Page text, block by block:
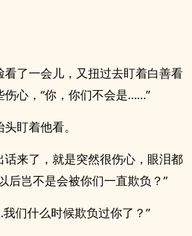
看了一会儿，又扭过去盯着白善看
心，“你，你们不会是……”
盯着他看。
话来了，就是突然很伤心，眼泪都
后岂不是会被你们一直欺负？”
们什么时候欺负过你了？”